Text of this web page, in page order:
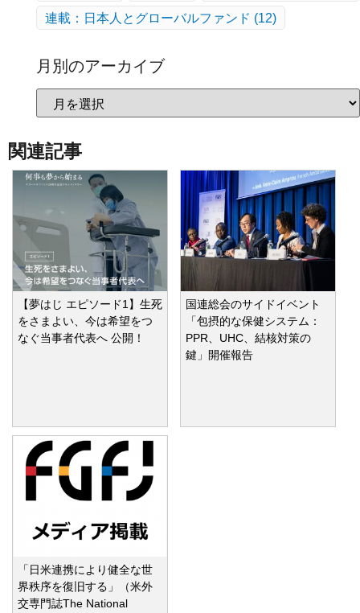
連載：日本人とグローバルファンド (12)
月別のアーカイブ
関連記事
【夢はじ エピソード1】生死
をさまよい、今は希望をつ
なぐ当事者代表へ 公開！
国連総会のサイドイベント
「包摂的な保健システム：
PPR、UHC、結核対策の
鍵」開催報告
「日米連携により健全な世
界秩序を復旧する」（米外
交専門誌The National